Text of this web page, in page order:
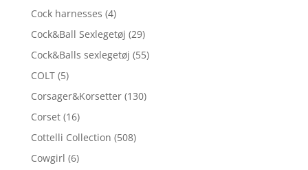
Cock harnesses (4)
Cock&Ball Sexlegetøj (29)
Cock&Balls sexlegetøj (55)
COLT (5)
Corsager&Korsetter (130)
Corset (16)
Cottelli Collection (508)
Cowgirl (6)